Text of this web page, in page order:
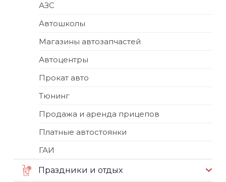
АЗС
Автошколы
Магазины автозапчастей
Автоцентры
Прокат авто
Тюнинг
Продажа и аренда прицепов
Платные автостоянки
ГАИ
Праздники и отдых